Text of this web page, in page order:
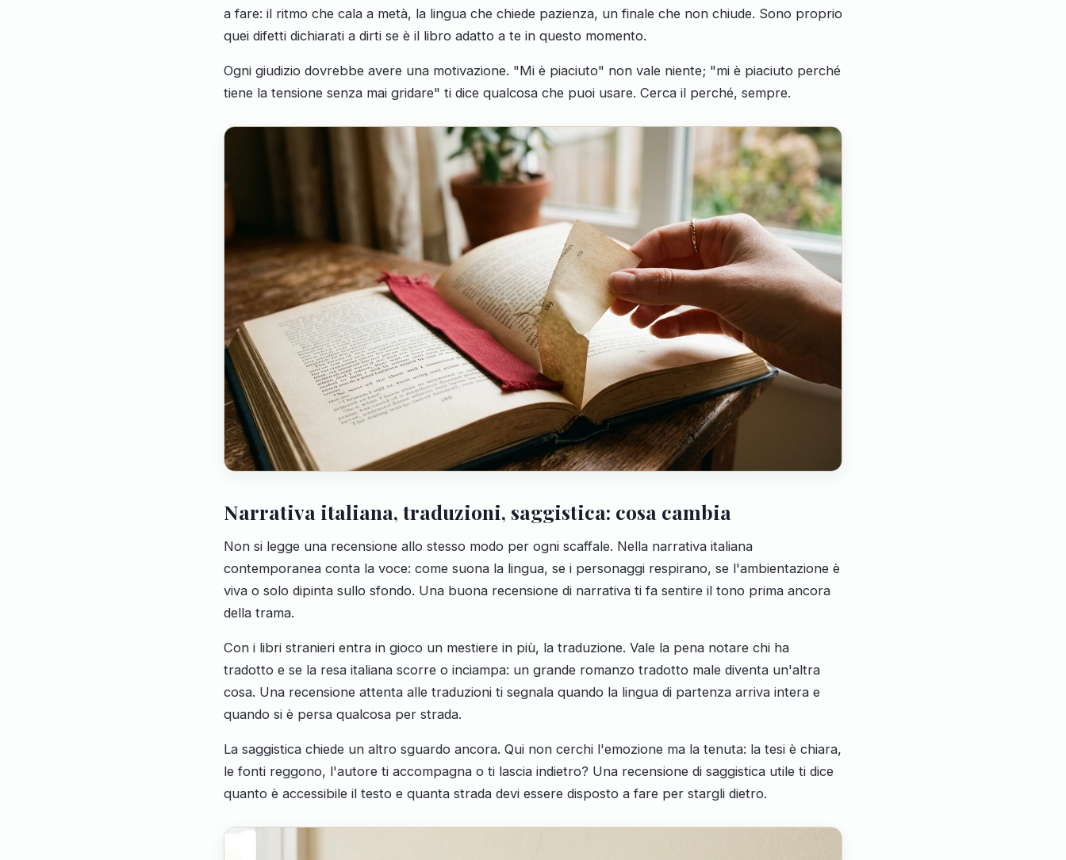
a fare: il ritmo che cala a metà, la lingua che chiede pazienza, un finale che non chiude. Sono proprio
quei difetti dichiarati a dirti se è il libro adatto a te in questo momento.
Ogni giudizio dovrebbe avere una motivazione. "Mi è piaciuto" non vale niente; "mi è piaciuto perché
tiene la tensione senza mai gridare" ti dice qualcosa che puoi usare. Cerca il perché, sempre.
Narrativa italiana, traduzioni, saggistica: cosa cambia
Non si legge una recensione allo stesso modo per ogni scaffale. Nella narrativa italiana
contemporanea conta la voce: come suona la lingua, se i personaggi respirano, se l'ambientazione è
viva o solo dipinta sullo sfondo. Una buona recensione di narrativa ti fa sentire il tono prima ancora
della trama.
Con i libri stranieri entra in gioco un mestiere in più, la traduzione. Vale la pena notare chi ha
tradotto e se la resa italiana scorre o inciampa: un grande romanzo tradotto male diventa un'altra
cosa. Una recensione attenta alle traduzioni ti segnala quando la lingua di partenza arriva intera e
quando si è persa qualcosa per strada.
La saggistica chiede un altro sguardo ancora. Qui non cerchi l'emozione ma la tenuta: la tesi è chiara,
le fonti reggono, l'autore ti accompagna o ti lascia indietro? Una recensione di saggistica utile ti dice
quanto è accessibile il testo e quanta strada devi essere disposto a fare per stargli dietro.